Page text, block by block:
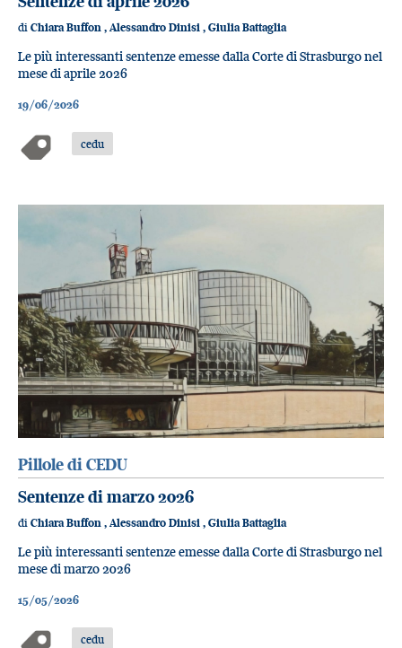
di Chiara Buffon , Alessandro Dinisi , Giulia Battaglia
Le più interessanti sentenze emesse dalla Corte di Strasburgo nel
mese di aprile 2026
19/06/2026
cedu
Pillole di CEDU
Sentenze di marzo 2026
di Chiara Buffon , Alessandro Dinisi , Giulia Battaglia
Le più interessanti sentenze emesse dalla Corte di Strasburgo nel
mese di marzo 2026
15/05/2026
cedu